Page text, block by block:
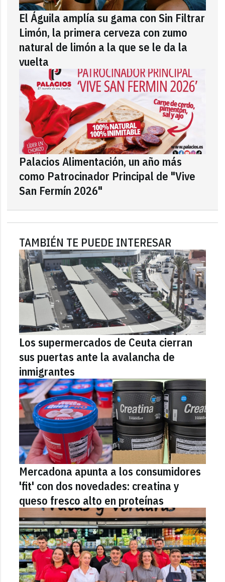
El Águila amplía su gama con Sin Filtrar
Limón, la primera cerveza con zumo
natural de limón a la que se le da la
vuelta
Palacios Alimentación, un año más
como Patrocinador Principal de "Vive
San Fermín 2026"
TAMBIÉN TE PUEDE INTERESAR
Los supermercados de Ceuta cierran
sus puertas ante la avalancha de
inmigrantes
Mercadona apunta a los consumidores
'fit' con dos novedades: creatina y
queso fresco alto en proteínas